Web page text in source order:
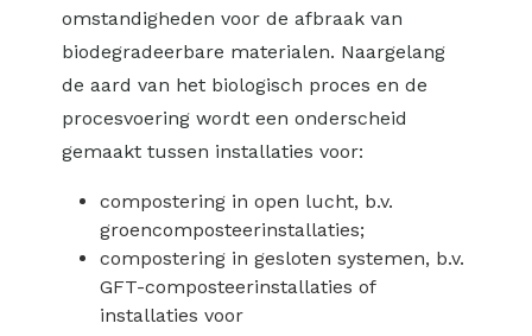
omstandigheden voor de afbraak van
biodegradeerbare materialen. Naargelang
de aard van het biologisch proces en de
procesvoering wordt een onderscheid
gemaakt tussen installaties voor:
compostering in open lucht, b.v.
groencomposteerinstallaties;
compostering in gesloten systemen, b.v.
GFT-composteerinstallaties of
installaties voor